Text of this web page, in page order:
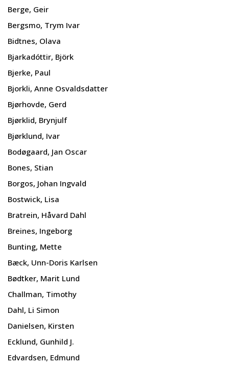
Berge, Geir
Bergsmo, Trym Ivar
Bidtnes, Olava
Bjarkadóttir, Björk
Bjerke, Paul
Bjorkli, Anne Osvaldsdatter
Bjørhovde, Gerd
Bjørklid, Brynjulf
Bjørklund, Ivar
Bodøgaard, Jan Oscar
Bones, Stian
Borgos, Johan Ingvald
Bostwick, Lisa
Bratrein, Håvard Dahl
Breines, Ingeborg
Bunting, Mette
Bæck, Unn-Doris Karlsen
Bødtker, Marit Lund
Challman, Timothy
Dahl, Li Simon
Danielsen, Kirsten
Ecklund, Gunhild J.
Edvardsen, Edmund